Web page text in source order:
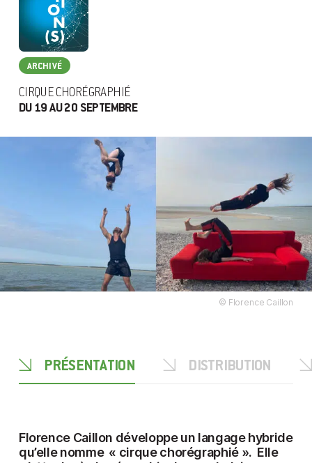
ARCHIVÉ
CIRQUE CHORÉGRAPHIÉ
DU 19 AU 20 SEPTEMBRE
© Florence Caillon
PRÉSENTATION DISTRIBUTION
Florence Caillon développe un langage hybride
qu’elle nomme « cirque chorégraphié». Elle